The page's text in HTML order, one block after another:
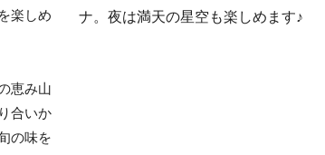
楽しめ
恵み山
合いか
の味を
ナ。夜は満天の星空も楽しめます♪